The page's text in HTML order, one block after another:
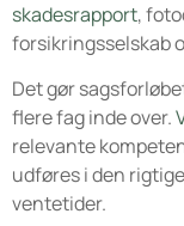
skadesrapport,
forsikringsselskab
Det gør
flere fag inde over.
relevante
udføres i den
ventetider.